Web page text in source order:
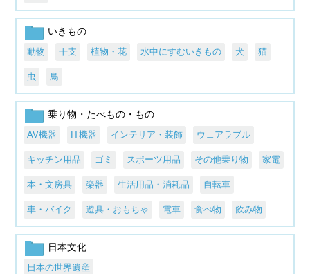
いきもの
動物 干支 植物・花 水中にすむいきもの 犬 猫
虫 鳥
乗り物・たべもの・もの
AV機器 IT機器 インテリア・装飾 ウェアラブル
キッチン用品 ゴミ スポーツ用品 その他乗り物 家電
本・文房具 楽器 生活用品・消耗品 自転車
車・バイク 遊具・おもちゃ 電車 食べ物 飲み物
日本文化
日本の世界遺産